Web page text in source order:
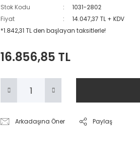
Stok Kodu
1031-2802
Fiyat
14.047,37 TL + KDV
*1.842,31 TL den başlayan taksitlerle!
16.856,85 TL
Arkadaşına Öner Paylaş